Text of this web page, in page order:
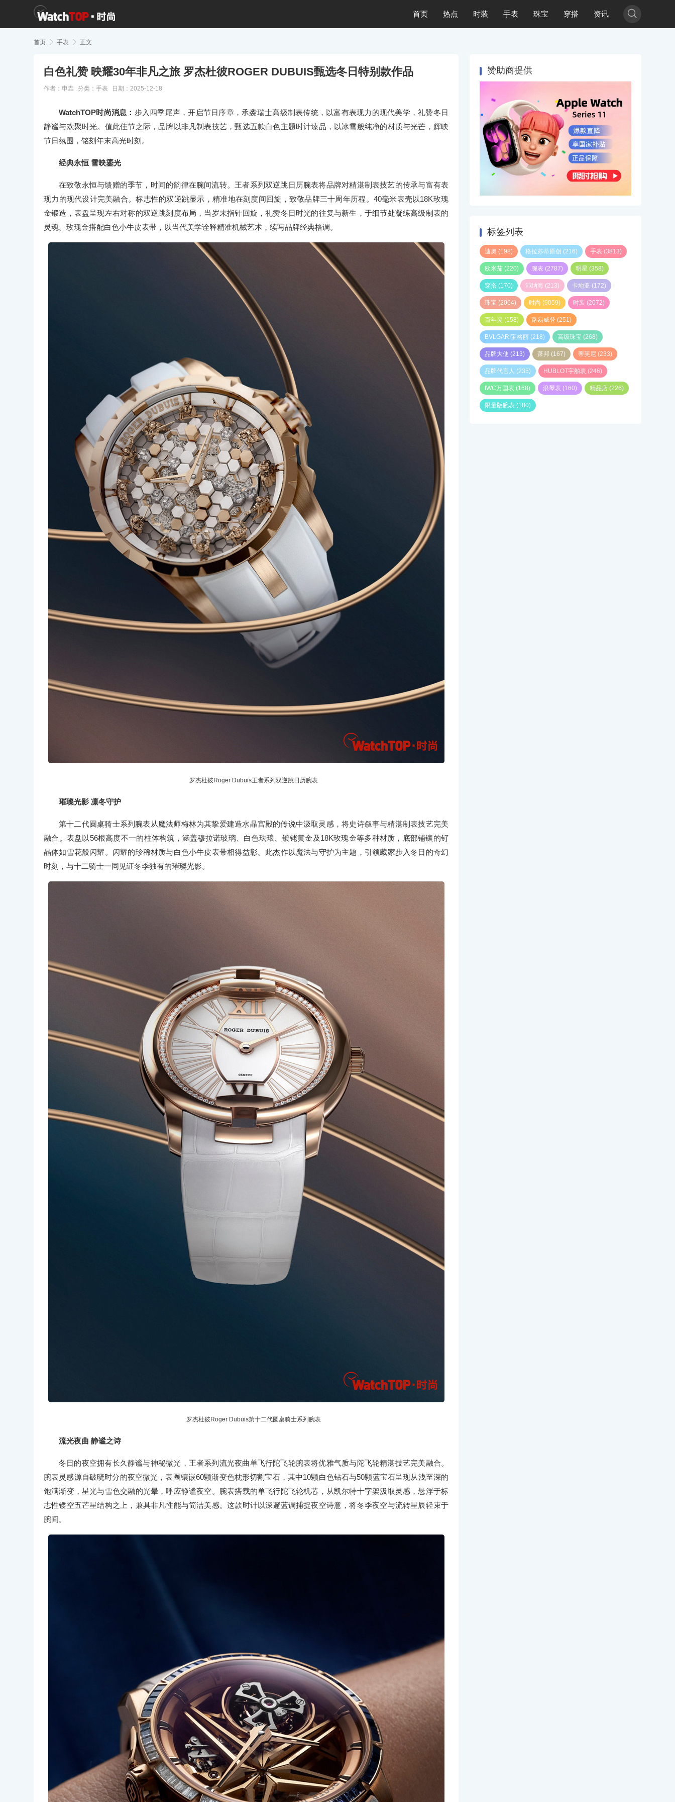
首页 热点 时装 手表 珠宝 穿搭 资讯 
首页  手表  正文
白色礼赞 映耀30年非凡之旅 罗杰杜彼ROGER DUBUIS甄选冬日特别款作品
作者：申垚 分类： 手表 日期：2025-12-18
WatchTOP时尚消息： 步入四季尾声，开启节日序章，承袭瑞士高级制表传统，以富有表现力的现代美学，礼赞冬日
静谧与欢聚时光。值此佳节之际，品牌以非凡制表技艺，甄选五款白色主题时计臻品，以冰雪般纯净的材质与光芒，辉映
节日氛围，铭刻年末高光时刻。
经典永恒 雪映鎏光
在致敬永恒与馈赠的季节，时间的韵律在腕间流转。王者系列双逆跳日历腕表将品牌对精湛制表技艺的传承与富有表
现力的现代设计完美融合。标志性的双逆跳显示，精准地在刻度间回旋，致敬品牌三十周年历程。40毫米表壳以18K玫瑰
金锻造，表盘呈现左右对称的双逆跳刻度布局，当岁末指针回旋，礼赞冬日时光的往复与新生，于细节处凝练高级制表的
灵魂。玫瑰金搭配白色小牛皮表带，以当代美学诠释精准机械艺术，续写品牌经典格调。
罗杰杜彼Roger Dubuis王者系列双逆跳日历腕表
璀璨光影 凛冬守护
第十二代圆桌骑士系列腕表从魔法师梅林为其挚爱建造水晶宫殿的传说中汲取灵感，将史诗叙事与精湛制表技艺完美
融合。表盘以56根高度不一的柱体构筑，涵盖穆拉诺玻璃、白色珐琅、镀铑黄金及18K玫瑰金等多种材质，底部铺镶的钌
晶体如雪花般闪耀。闪耀的珍稀材质与白色小牛皮表带相得益彰。此杰作以魔法与守护为主题，引领藏家步入冬日的奇幻
时刻，与十二骑士一同见证冬季独有的璀璨光影。
罗杰杜彼Roger Dubuis第十二代圆桌骑士系列腕表
流光夜曲 静谧之诗
冬日的夜空拥有长久静谧与神秘微光，王者系列流光夜曲单飞行陀飞轮腕表将优雅气质与陀飞轮精湛技艺完美融合。
腕表灵感源自破晓时分的夜空微光，表圈镶嵌60颗渐变色枕形切割宝石，其中10颗白色钻石与50颗蓝宝石呈现从浅至深的
饱满渐变，星光与雪色交融的光晕，呼应静谧夜空。腕表搭载的单飞行陀飞轮机芯，从凯尔特十字架汲取灵感，悬浮于标
志性镂空五芒星结构之上，兼具非凡性能与简洁美感。这款时计以深邃蓝调捕捉夜空诗意，将冬季夜空与流转星辰轻束于
腕间。
赞助商提供
标签列表
迪奥 (198) 格拉苏蒂原创 (216) 手表 (3813)
欧米茄 (220) 腕表 (2787) 明星 (358)
穿搭 (170) 沛纳海 (213) 卡地亚 (172)
珠宝 (2064) 时尚 (9059) 时装 (2072)
百年灵 (158) 路易威登 (251)
BVLGARI宝格丽 (218) 高级珠宝 (268)
品牌大使 (213) 萧邦 (167) 蒂芙尼 (233)
品牌代言人 (235) HUBLOT宇舶表 (246)
IWC万国表 (168) 浪琴表 (160) 精品店 (226)
限量版腕表 (180)